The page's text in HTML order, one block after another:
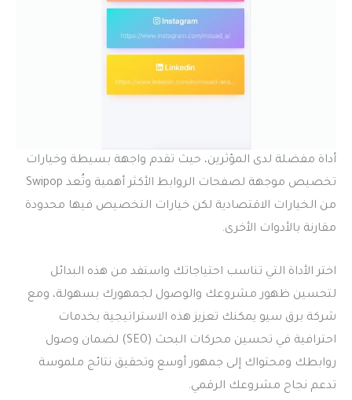
أداة مفضلة لدى المؤثرين، حيث تقدم واجهة بسيطة وخيارات
تخصيص موجهة لصفحات الروابط الأكثر أهمية وتُعد Swipop
من الخيارات الاقتصادية لكن خيارات التخصيص فيها محدودة
مقارنة بالأدوات الأخرى.
اختر الأداة التي تناسب احتياجاتك واستفد من هذه البدائل
لتحسين ظهور مشروعك والوصول لجمهورك بسهولة، ومع
شركة برق سيو يمكنك تعزيز هذه الاستراتيجية بخدمات
احترافية في تحسين محركات البحث (SEO) لضمان وصول
روابطك ومحتواك إلى جمهور أوسع وتحقيق نتائج ملموسة
تدعم نجاح مشروعك الرقمي.